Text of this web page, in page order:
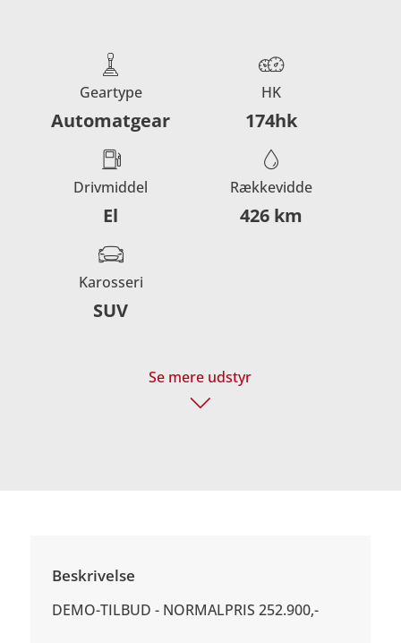
Geartype
Automatgear
HK
174hk
Drivmiddel
El
Rækkevidde
426 km
Karosseri
SUV
Se mere udstyr
Beskrivelse
DEMO-TILBUD - NORMALPRIS 252.900,-